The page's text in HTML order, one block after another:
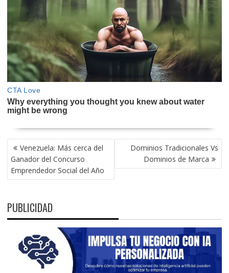
NAVEGACIÓN
DE
ENTRADAS
Venezuela: Más cerca del
Ganador del Concurso
Emprendedor Social del Año
Dominios Tradicionales Vs
Dominios de Marca
PUBLICIDAD